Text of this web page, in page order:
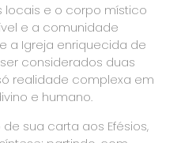
e o corpo místico
e a comunidade
a Igreja enriquecida de
considerados duas
realidade complexa em
e humano.
sua carta aos Efésios,